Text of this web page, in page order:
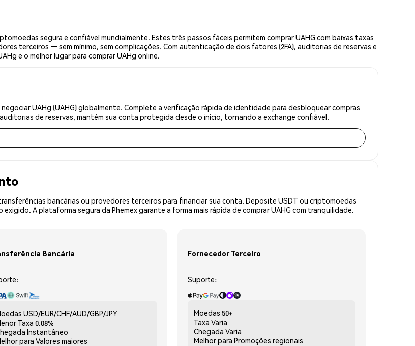
segura e confiável mundialmente. Estes três passos fáceis permitem comprar UAHG com baixas taxas
terceiros — sem mínimo, sem complicações. Com autenticação de dois fatores (2FA), auditorias de reservas e
e o melhor lugar para comprar UAHg online.
UAHg (UAHG) globalmente. Complete a verificação rápida de identidade para desbloquear compras
de reservas, mantém sua conta protegida desde o início, tornando a exchange confiável.
bancárias ou provedores terceiros para financiar sua conta. Deposite USDT ou criptomoedas
A plataforma segura da Phemex garante a forma mais rápida de comprar UAHG com tranquilidade.
Bancária
USD/EUR/CHF/AUD/GBP/JPY
Taxa 0.08%
Instantâneo
para Valores maiores
Fornecedor Terceiro
Suporte:
Moedas 50+
Taxa Varia
Chegada Varia
Melhor para Promoções regionais